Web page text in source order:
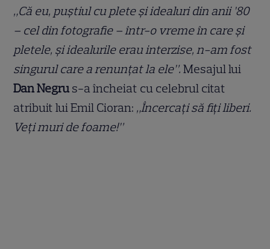
„Că eu, puștiul cu plete și idealuri din anii ’80
– cel din fotografie – într-o vreme în care și
pletele, și idealurile erau interzise, n-am fost
singurul care a renunțat la ele”.Mesajul lui
Dan Negru s-a încheiat cu celebrul citat
atribuit lui Emil Cioran: „Încercați să fiți liberi.
Veți muri de foame!”